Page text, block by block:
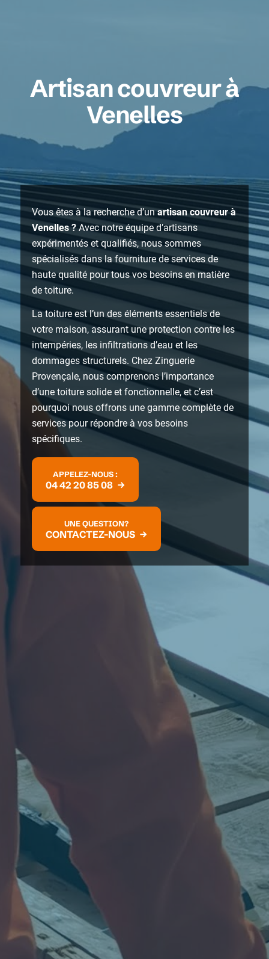
Artisan couvreur à
Venelles
Vous êtes à la recherche d’unartisan couvreur à
Venelles ?Avec notre équipe d’artisans
expérimentés et qualifiés, nous sommes
spécialisés dans la fourniture de services de
haute qualité pour tous vos besoins en matière
de toiture.
La toiture est l’un des éléments essentiels de
votre maison, assurant une protection contre les
intempéries, les infiltrations d’eau et les
dommages structurels. Chez Zinguerie
Provençale, nous comprenons l’importance
d’une toiture solide et fonctionnelle, et c’est
pourquoi nous offrons une gamme complète de
services pour répondre à vos besoins
spécifiques.
APPELEZ-NOUS :
04 42 20 85 08
UNE QUESTION?
CONTACTEZ-NOUS